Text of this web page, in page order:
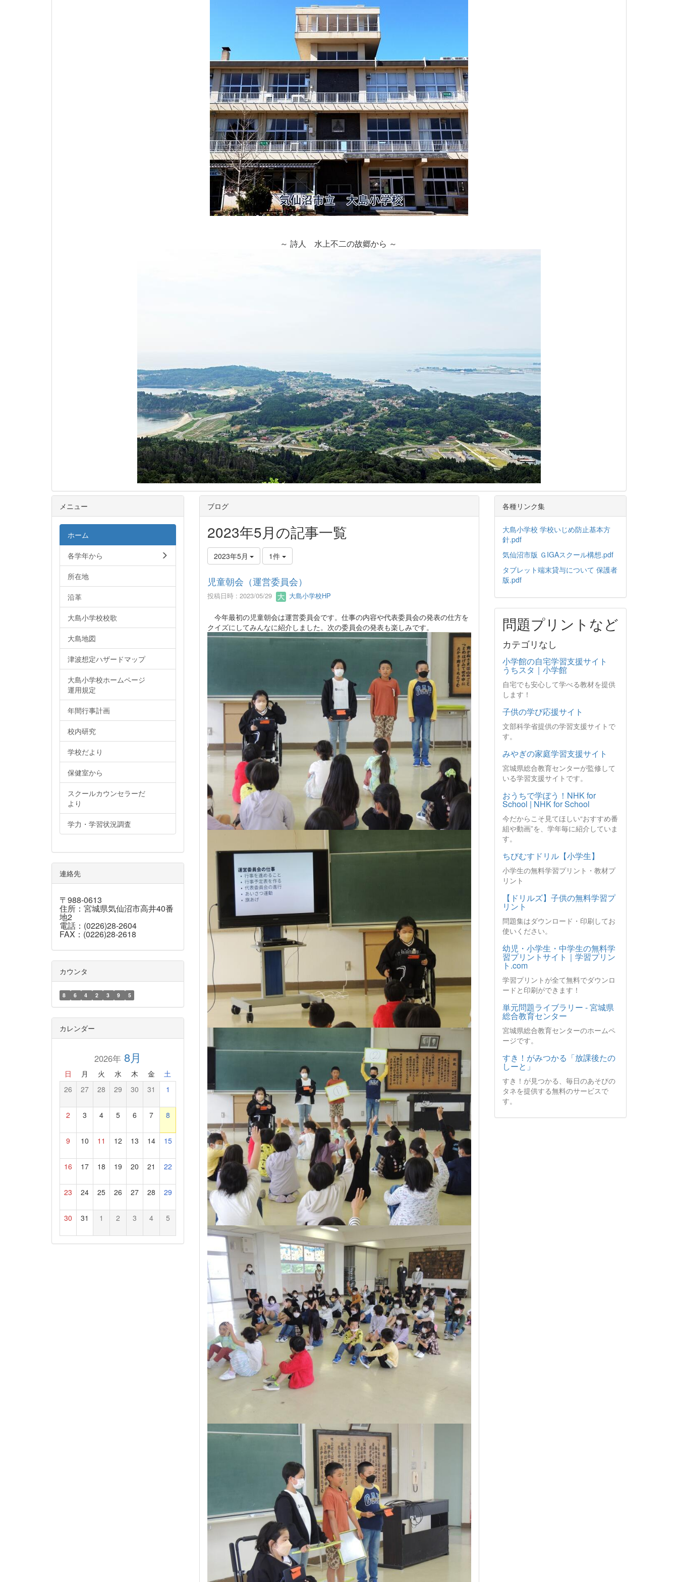
～ 詩人 水上不二の故郷から ～
ブログ
2023年5月の記事一覧
2023年5月 1件
児童朝会（運営委員会）
投稿日時 : 2023/05/29 大島小学校HP
今年最初の児童朝会は運営委員会です。仕事の内容や代表委員会の発表の仕方を
クイズにしてみんなに紹介しました。次の委員会の発表も楽しみです。
メニュー
ホーム
各学年から
所在地
沿革
大島小学校校歌
大島地図
津波想定ハザードマップ
大島小学校ホームページ
運用規定
年間行事計画
校内研究
学校だより
保健室から
スクールカウンセラーだ
より
学力・学習状況調査
連絡先
〒988-0613
住所：宮城県気仙沼市高井40番
地2
電話：(0226)28-2604
FAX：(0226)28-2618
カウンタ
8 6 4 2 3 9 5
カレンダー
2026年8月
日 月 火 水 木 金 土
26 27 28 29 30 31 1
2 3 4 5 6 7 8
9 10 11 12 13 14 15
16 17 18 19 20 21 22
23 24 25 26 27 28 29
30 31 1 2 3 4 5
各種リンク集
大島小学校 学校いじめ防止基本方
針.pdf
気仙沼市版 ＧIGAスクール構想.pdf
タブレット端末貸与について 保護者
版.pdf
問題プリントなど
カテゴリなし
小学館の自宅学習支援サイト
うちスタ｜小学館
自宅でも安心して学べる教材を提供
します！
子供の学び応援サイト
文部科学省提供の学習支援サイトで
す。
みやぎの家庭学習支援サイト
宮城県総合教育センターが監修して
いる学習支援サイトです。
おうちで学ぼう！NHK for
School | NHK for School
今だからこそ見てほしい“おすすめ番
組や動画”を、学年毎に紹介していま
す。
ちびむすドリル【小学生】
小学生の無料学習プリント・教材プ
リント
【ドリルズ】子供の無料学習プ
リント
問題集はダウンロード・印刷してお
使いください。
幼児・小学生・中学生の無料学
習プリントサイト｜学習プリン
ト.com
学習プリントが全て無料でダウンロ
ードと印刷ができます！
単元問題ライブラリー - 宮城県
総合教育センター
宮城県総合教育センターのホームペ
ージです。
すき！がみつかる「放課後たの
しーと」
すき！が見つかる、毎日のあそびの
タネを提供する無料のサービスで
す。